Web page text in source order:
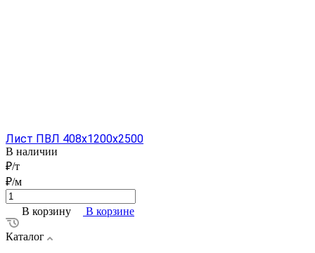
Лист ПВЛ 408x1200x2500
В наличии
₽/т
₽/м
В корзину В корзине
Каталог